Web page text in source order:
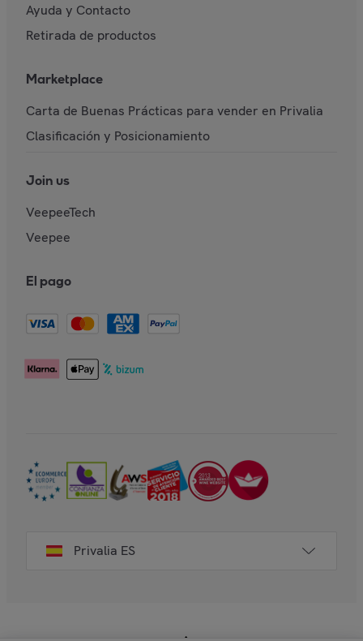
Ayuda y Contacto
Retirada de productos
Marketplace
Carta de Buenas Prácticas para vender en Privalia
Clasificación y Posicionamiento
Join us
VeepeeTech
Veepee
El pago
Privalia ES